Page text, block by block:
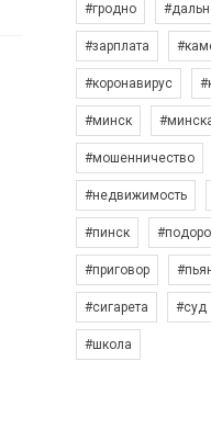
#гродно
#зарплата
#коронавирус
#минск
#мошенничество
#недвижимость
#пинск
#приговор
#сигарета #суд
#школа